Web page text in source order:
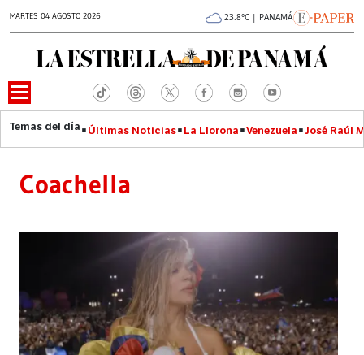
MARTES 04 AGOSTO 2026 23.8°C | PANAMÁ
Últimas Noticias La Llorona Venezuela José Raúl
Coachella